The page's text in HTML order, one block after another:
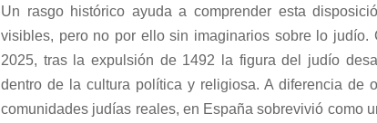
Un rasgo histórico ayuda a comprender esta
visibles, pero no por ello sin imaginarios sobre lo
2025, tras la expulsión de 1492 la figura del judío
dentro de la cultura política y religiosa. A diferencia de
comunidades judías reales, en España sobrevivió como